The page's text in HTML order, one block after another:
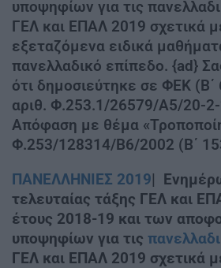
υποψηφίων για τις
ΓΕΛ και ΕΠΑΛ 2019 σχετικά
εξεταζόμενα ειδικά
πανελλαδικό επίπεδο. {ad}
ότι δημοσιεύτηκε σε ΦΕΚ
αριθ. Φ.253.1/26579/Α5/20-
Απόφαση με θέμα
Φ.253/128314/Β6/2002 (Β΄
ΠΑΝΕΛΛΗΝΙΕΣ 2019|
τελευταίας τάξης ΓΕΛ και
έτους 2018-19 και των
υποψηφίων για τις
ΓΕΛ και ΕΠΑΛ 2019 σχετικά